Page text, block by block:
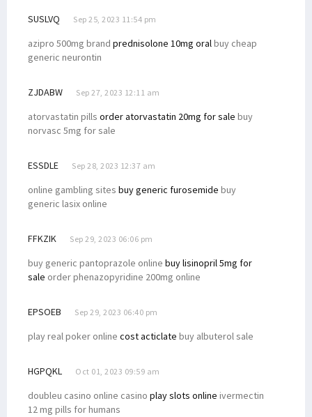
SUSLVQ Sep 25, 2023 11:54 pm
azipro 500mg brand prednisolone 10mg oralbuy cheap
generic neurontin
ZJDABW Sep 27, 2023 12:11 am
atorvastatin pills order atorvastatin 20mg for sale buy
norvasc 5mg for sale
ESSDLE Sep 28, 2023 12:37 am
online gambling sites buy generic furosemide buy
generic lasix online
FFKZIK Sep 29, 2023 06:06 pm
buy generic pantoprazole online buy lisinopril 5mg for
sale order phenazopyridine 200mg online
EPSOEB Sep 29, 2023 06:40 pm
play real poker online cost acticlate buy albuterol sale
HGPQKL Oct 01, 2023 09:59 am
doubleu casino online casino play slots online ivermectin
12 mg pills for humans